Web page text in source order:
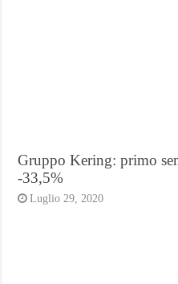
Gruppo Kering: primo
-33,5%
Luglio 29, 2020